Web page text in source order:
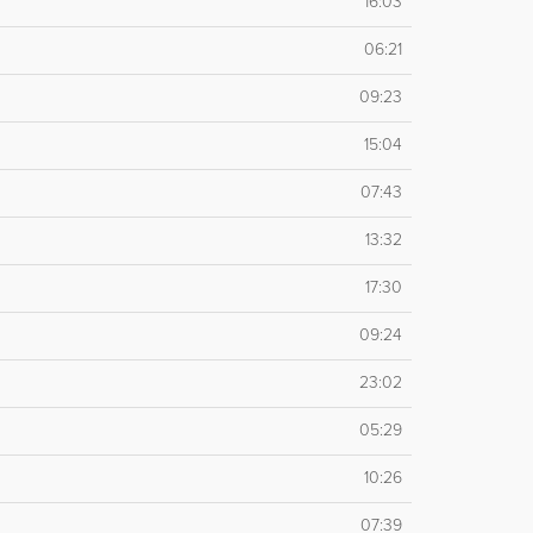
06:21
09:23
15:04
07:43
13:32
17:30
09:24
23:02
05:29
10:26
07:39